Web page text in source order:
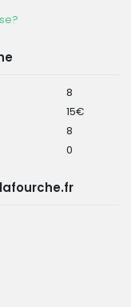
8
15€
8
0